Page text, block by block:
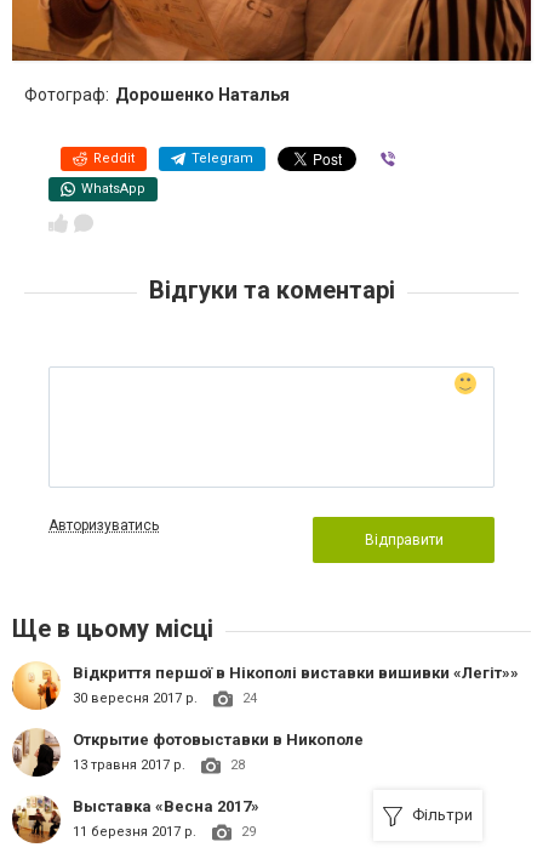
Фотограф: Дорошенко Наталья
Reddit Telegram
WhatsApp
Відгуки та коментарі
Авторизуватись
Відправити
Ще в цьому місці
Відкриття першої в Нікополі виставки вишивки «Легіт»»
30 вересня 2017 р. 24
Открытие фотовыставки в Никополе
13 травня 2017 р. 28
Выставка «Весна 2017»
11 березня 2017 р. 29
Фільтри